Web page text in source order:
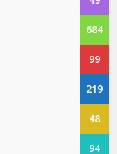
684
99
219
48
94